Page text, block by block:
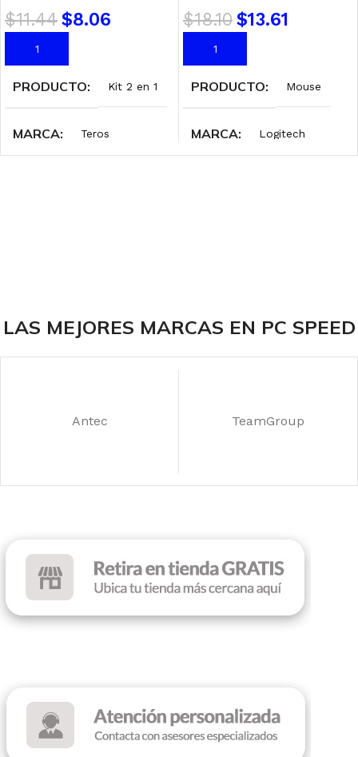
$11.44$8.06
AÑADIR AL CARRITO
PRODUCTO Kit 2 en 1
MARCA Teros
$18.10$13.61
AÑADIR AL CARRITO
PRODUCTO Mouse
MARCA Logitech
COLOR
LAS MEJORES MARCAS EN PC SPEED
Antec TeamGroup